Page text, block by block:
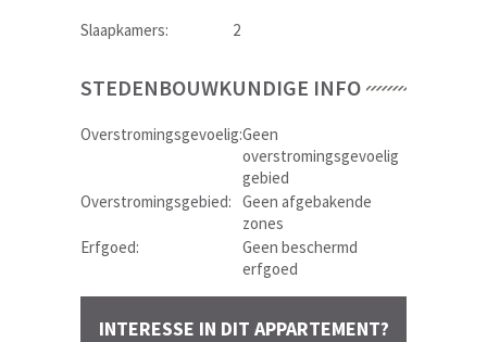
Slaapkamers: 2
STEDENBOUWKUNDIGE INFO
Overstromingsgevoelig:Geen
overstromingsgevoelig
gebied
Overstromingsgebied: Geen afgebakende
zones
Erfgoed:
Geen beschermd
erfgoed
INTERESSE IN DIT APPARTEMENT?